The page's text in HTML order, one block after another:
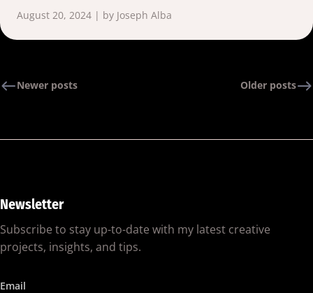
August 20, 2024 | by Joseph Alba
Newer posts Older posts
Newsletter
Subscribe to stay up-to-date with my latest creative
projects, insights, and tips.
Email